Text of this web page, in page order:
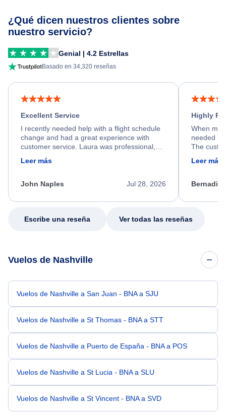
¿Qué dicen nuestros clientes sobre
nuestro servicio?
Genial | 4.2 Estrellas
Basado en 34,320 reseñas
Excellent Service
I recently needed help with a flight schedule
change and had a great experience with
customer service. Laura was professional,
friendly, and very helpful throughout the
process. She quickly found a solution and
appreciate her excellent service.
Leer más
Jul 28, 2026
John Naples
Highly
When my
needed
The
calm,
my issue.
Leer más
Escribe una reseña Ver todas las reseñas
Vuelos de Nashville
Vuelos de Nashville a San Juan - BNA a SJU
Vuelos de Nashville a St Thomas - BNA a STT
Vuelos de Nashville a Puerto de España - BNA a POS
Vuelos de Nashville a St Lucia - BNA a SLU
Vuelos de Nashville a St Vincent - BNA a SVD